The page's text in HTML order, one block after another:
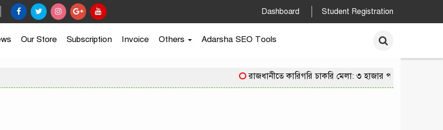
Dashboard Student Registration
Our Store Subscription Invoice Others Adarsha SEO Tools
রাজধানীতে কারিগরি চাকরি মেলা: ৩ হাজার পদে নিয়োগের